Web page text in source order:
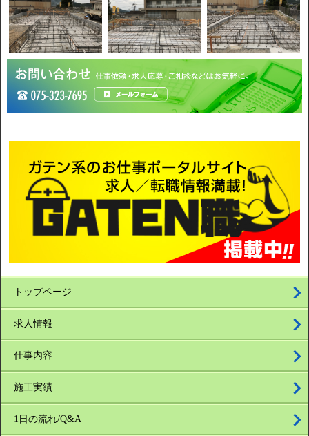
トップページ
求人情報
仕事内容
施工実績
1日の流れ/Q&A